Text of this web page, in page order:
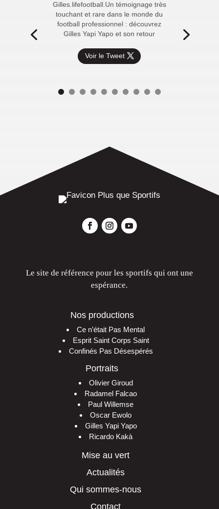
Gilles.lifefootball.Un témoignage très
touchant et rare dans le monde du
football professionnel : découvrez
Gilles Yapi Yapo et son retour
Voir le Tweet
Le site de référence pour les sportifs qui ont une
espérance.
Nos productions
Ce n’était Pas Mental
Esprit Saint Corps Saint
Confinés Pas Désespérés
Portraits
Olivier Giroud
Radamel Falcao
Paul Willemse
Oscar Ewolo
Gilles Yapi Yapo
Ricardo Kakà
Mise au vert
Actualités
Qui sommes-nous
Contact